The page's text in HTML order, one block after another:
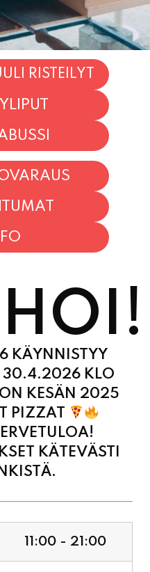
RISTEILYT
KÄYNNISTYY
KLO
KESÄN 2025
PIZZAT
KÄTEVÄSTI
11:00 - 21:00
11:00 - 21:00